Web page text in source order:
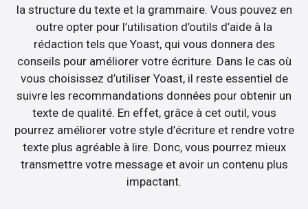
la structure du texte et la grammaire. Vous pouvez en
outre opter pour l’utilisation d’outils d’aide à la
rédaction tels que Yoast, qui vous donnera des
conseils pour améliorer votre écriture. Dans le cas où
vous choisissez d’utiliser Yoast, il reste essentiel de
suivre les recommandations données pour obtenir un
texte de qualité. En effet, grâce à cet outil, vous
pourrez améliorer votre style d’écriture et rendre votre
texte plus agréable à lire. Donc, vous pourrez mieux
transmettre votre message et avoir un contenu plus
impactant.